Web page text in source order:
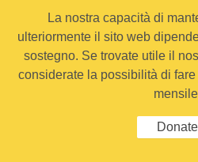
La nostra capacità di
ulteriormente il sito web
sostegno. Se trovate utile il
considerate la possibilità di
Donate